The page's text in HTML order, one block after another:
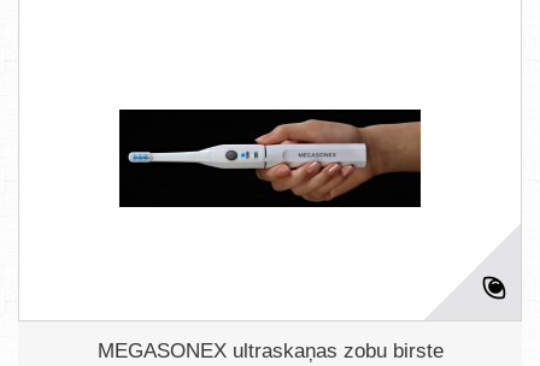
MEGASONEX ultraskaņas zobu birste